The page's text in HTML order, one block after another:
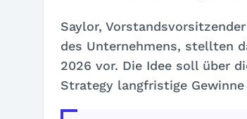
Saylor,
des Unternehmens, stellten
2026 vor. Die Idee soll über
Strategy langfristige Gewinne